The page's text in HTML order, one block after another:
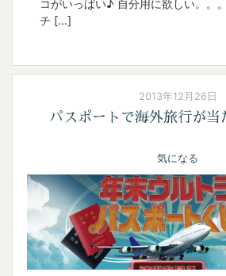
コがいっぱい♪ 自分用に欲しい。。
チ […]
2013年12月26日
パスポートで海外旅行が当
気になる